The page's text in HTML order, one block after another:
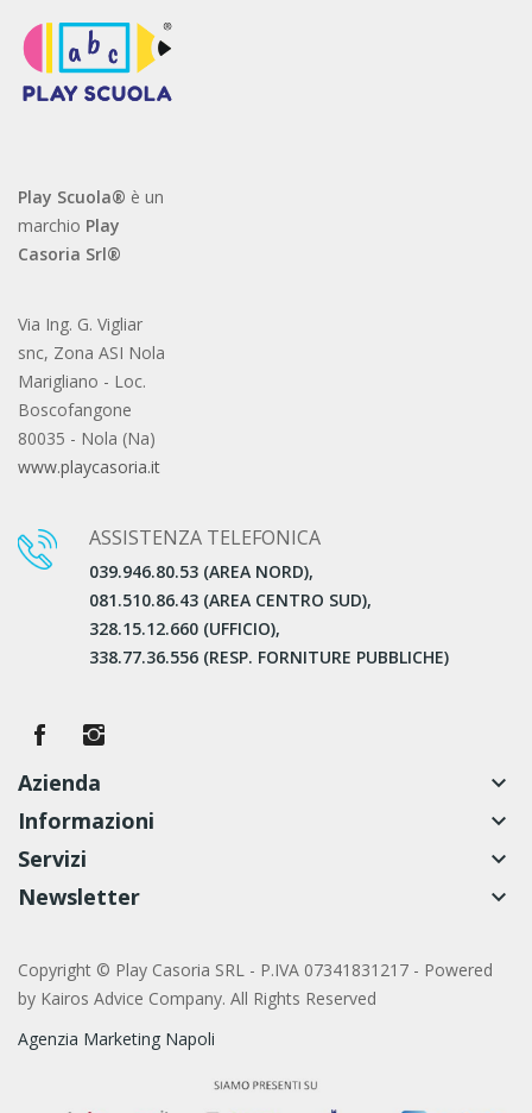
Play Scuola® è un
marchio Play
Casoria Srl®
Via Ing. G. Vigliar
snc, Zona ASI Nola
Marigliano - Loc.
Boscofangone
80035 - Nola (Na)
www.playcasoria.it
ASSISTENZA TELEFONICA
039.946.80.53 (AREA NORD),
081.510.86.43 (AREA CENTRO SUD),
328.15.12.660 (UFFICIO),
338.77.36.556 (RESP. FORNITURE PUBBLICHE)
Azienda
keyboard_arrow_down
Informazioni
keyboard_arrow_down
Servizi
keyboard_arrow_down
Newsletter
keyboard_arrow_down
Copyright © Play Casoria SRL - P.IVA 07341831217 - Powered
by Kairos Advice Company. All Rights Reserved
Agenzia Marketing Napoli